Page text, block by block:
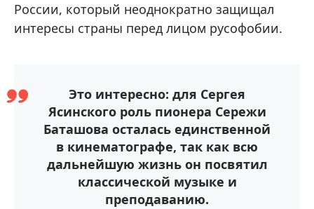
России, который неоднократно защищал
интересы страны перед лицом русофобии.
Это интересно: для Сергея
Ясинского роль пионера Сережи
Баташова осталась единственной
в кинематографе, так как всю
дальнейшую жизнь он посвятил
классической музыке и
преподаванию.